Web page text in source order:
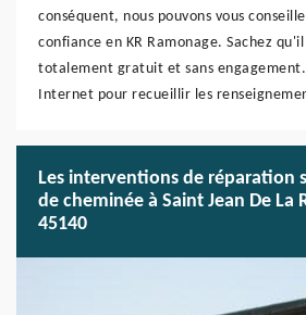
conséquent, nous pouvons vous
confiance en KR Ramonage. Sachez
totalement gratuit et sans
Internet pour recueillir les
Les interventions de réparation
de cheminée à Saint Jean De La
45140